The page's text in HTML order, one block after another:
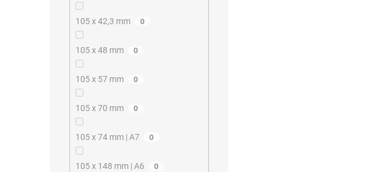
105 x 42,3 mm 0
105 x 48 mm 0
105 x 57 mm 0
105 x 70 mm 0
105 x 74 mm | A7 0
105 x 148 mm | A6 0